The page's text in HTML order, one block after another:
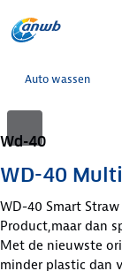
Auto wassen
Wd-40
WD-40
WD-40 Smart
Product,maar dan
Met de nieuwste
minder plastic dan